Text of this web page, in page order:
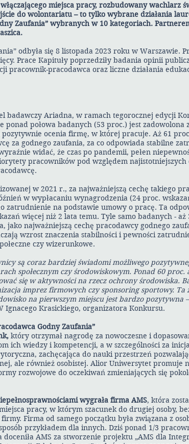
miejsca pracy, rozbudowany wachlarz
do wolontariatu – to tylko wybrane działania
Zaufania” wybranych w 10 kategoriach.
odbyła się 8 listopada 2023 roku w Warszawie.
Prace Kapituły poprzedziły badania opinii
pracownik-pracodawca oraz liczne działania
badawczy Ariadna, w ramach tegorocznej edycji
ponad połowa badanych (53 proc.) jest zadowolona
ocenia firmę, w której pracuje. Aż 61
za godnego zaufania, za co odpowiada stabilne
widać, że czas po pandemii, pełen
pracowników pod względem najistotniejszych
w 2021 r., za najważniejszą cechę takiego
w wypłacaniu wynagrodzenia (24 proc.
zatrudnienie na podstawie umowy o pracę. Ta
więcej niż 2 lata temu. Tyle samo badanych - aż
jako najważniejszą cechę pracodawcy godnego
wzrost znaczenia stabilności i pewności
czy wizerunkowe.
są coraz bardziej świadomi możliwego
społecznym czy środowiskowym. Ponad 60 proc.
się w aktywności na rzecz ochrony środowiska.
imprez firmowych czy sponsoring sportowy. Ta
na pierwszym miejscu jest bardzo pozytywna –
Ignacego Krasickiego, organizatora Konkursu.
Godny Zaufania”
który otrzymał nagrodę za nowoczesne i
ich wiedzy i kompetencji, a w szczególności za
zachęcająca do nauki przestrzeń
ale również osobistej. Alior Uniwersytet promuje
rozwojowe do oczekiwań zmieniających się
wygrała firma AMS, która
pracy, w którym szacunek do drugiej osoby,
Firma od samego początku była związana z
przykładem dla innych. Dziś ponad 1/3
doceniła AMS za stworzenie projektu „AMS dla